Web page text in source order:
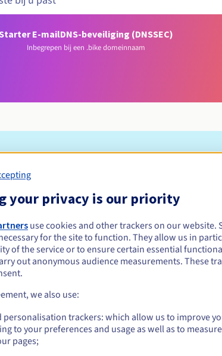
E-mailDNS-beveiliging (DNSSEC)
Inbegrepen bij een .bike domeinnaam
Toelatingsvoorwaarden
zonder geografische beperking.
Beheerregels en meldingen
your privacy is our priority
use cookies and other trackers on our website.
for the site to function. They allow us in
of the service or to ensure certain essential
out anonymous audience measurements. These
we also use:
personalisation trackers: which allow us to improve
to your preferences and usage as well as to
pages;